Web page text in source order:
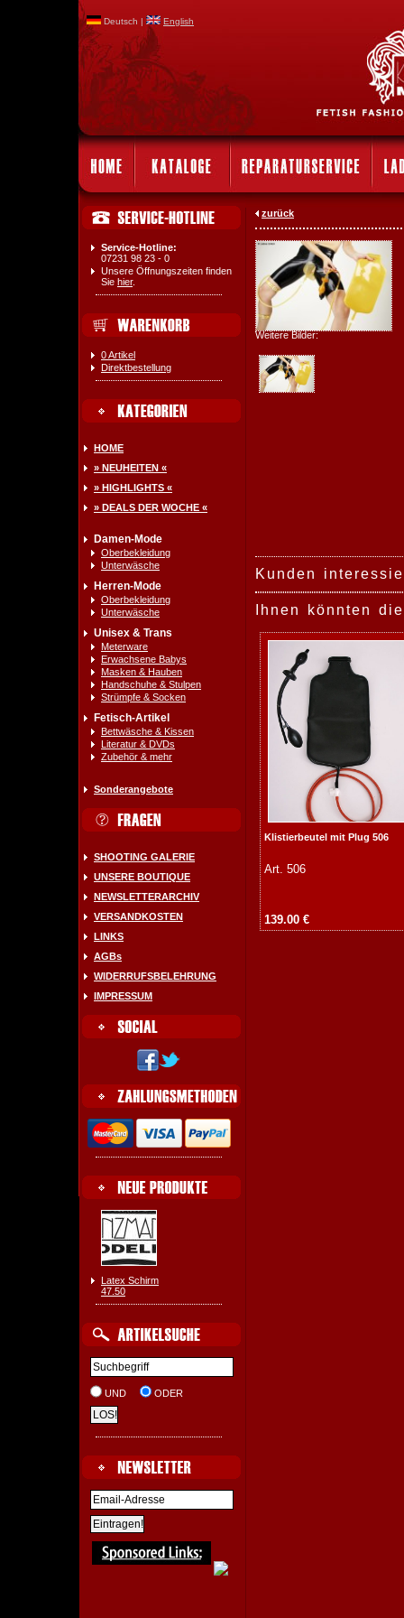
Deutsch | English
Service-Hotline:
07231 98 23 - 0
Unsere Öffnungszeiten finden
Sie hier.
0 Artikel
Direktbestellung
HOME
» NEUHEITEN «
» HIGHLIGHTS «
» DEALS DER WOCHE «
Damen-Mode
Oberbekleidung
Unterwäsche
Herren-Mode
Oberbekleidung
Unterwäsche
Unisex & Trans
Meterware
Erwachsene Babys
Masken & Hauben
Handschuhe & Stulpen
Strümpfe & Socken
Fetisch-Artikel
Bettwäsche & Kissen
Literatur & DVDs
Zubehör & mehr
Sonderangebote
SHOOTING GALERIE
UNSERE BOUTIQUE
NEWSLETTERARCHIV
VERSANDKOSTEN
LINKS
AGBs
WIDERRUFSBELEHRUNG
IMPRESSUM
Latex Schirm
47.50
UND ODER
zurück
Weitere Bilder:
Kunden
Ihnen könnten
Klistierbeutel mit Plug 506
Art. 506
139.00 €